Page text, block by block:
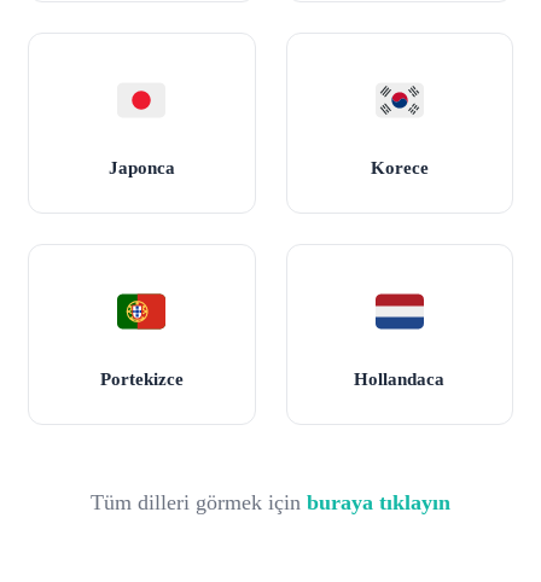
Japonca Korece
Portekizce Hollandaca
Tüm dilleri görmek için buraya tıklayın